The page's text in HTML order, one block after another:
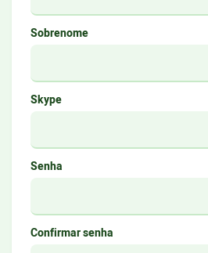
Sobrenome
Skype
Senha
Confirmar senha